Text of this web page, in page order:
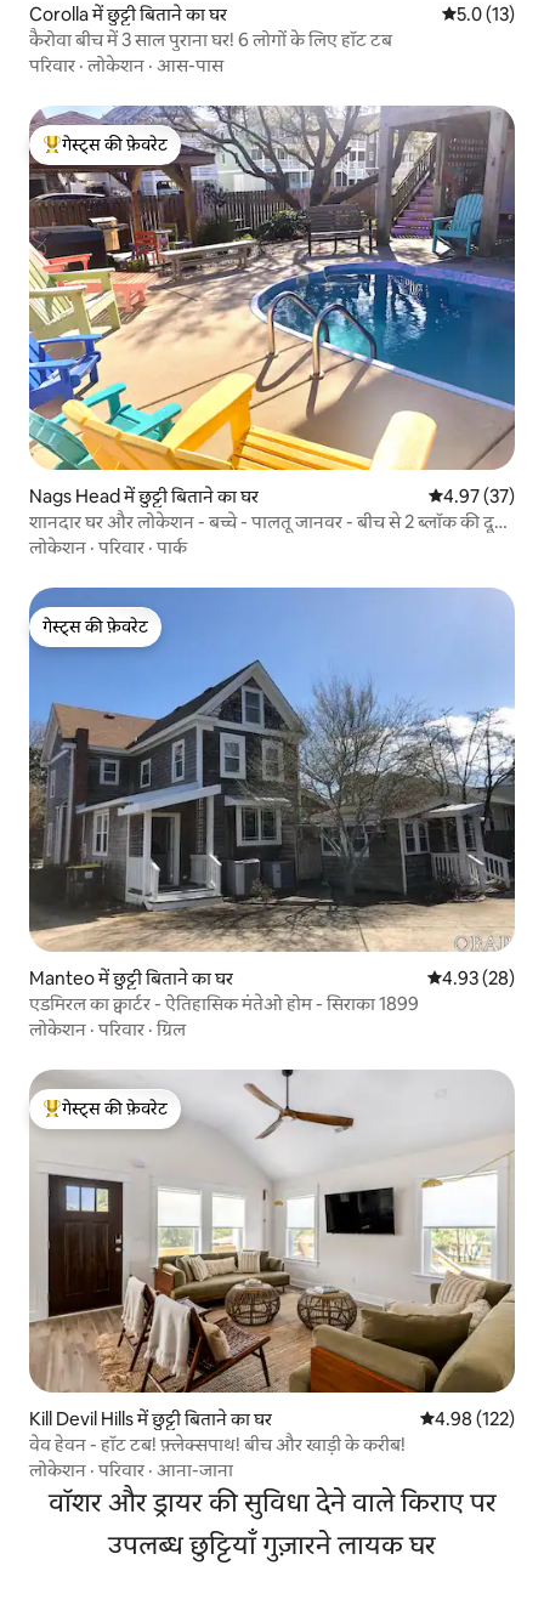
Corolla में छुट्टी बिताने का घर औसत रेटिंग 5
5.0 (13)
कैरोवा बीच में 3 साल पुराना घर! 6 लोगों के लिए हॉट टब
परिवार ·लोकेशन · आस-पास
गेस्ट्स का टॉप फ़ेवरेट
गेस्ट्स की फ़ेवरेट
Nags Head में छुट्टी बिताने का घर औसत रेटिंग 5 में
4.97 (37)
शानदार घर और लोकेशन - बच्चे - पालतू जानवर - बीच से 2 ब्लॉक की दूरी
पर
लोकेशन ·परिवार ·पार्क
गेस्ट्स की फ़ेवरेट
गेस्ट्स की फ़ेवरेट
Manteo में छुट्टी बिताने का घर औसत रेटिंग 5 में
4.93 (28)
एडमिरल का क्वार्टर - ऐतिहासिक मंतेओ होम - सिराका 1899
लोकेशन ·परिवार ·ग्रिल
गेस्ट्स का टॉप फ़ेवरेट
गेस्ट्स की फ़ेवरेट
Kill Devil Hills में छुट्टी बिताने का घर औसत रेटिंग 5 में से
4.98 (122)
वेव हेवन - हॉट टब! फ़्लेक्सपाथ! बीच और खाड़ी के करीब!
लोकेशन ·परिवार · आना-जाना
वॉशर और ड्रायर की सुविधा देने वाले किराए पर
उपलब्ध छुट्टियाँ गुज़ारने लायक घर